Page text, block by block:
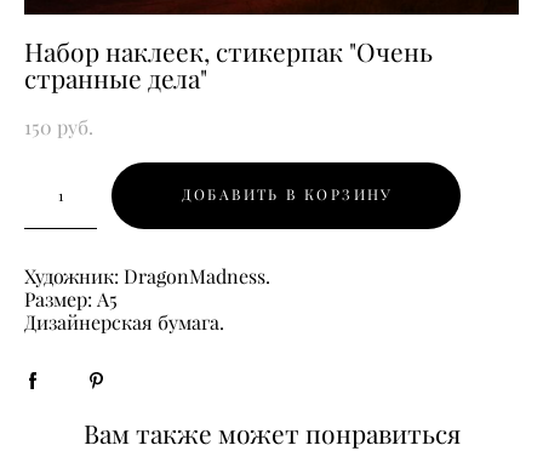
Набор наклеек, стикерпак "Очень
странные дела"
150 pуб.
ДОБАВИТЬ В КОРЗИНУ
Художник: DragonMadness.
Размер: А5
Дизайнерская бумага.
Вам также может понравиться